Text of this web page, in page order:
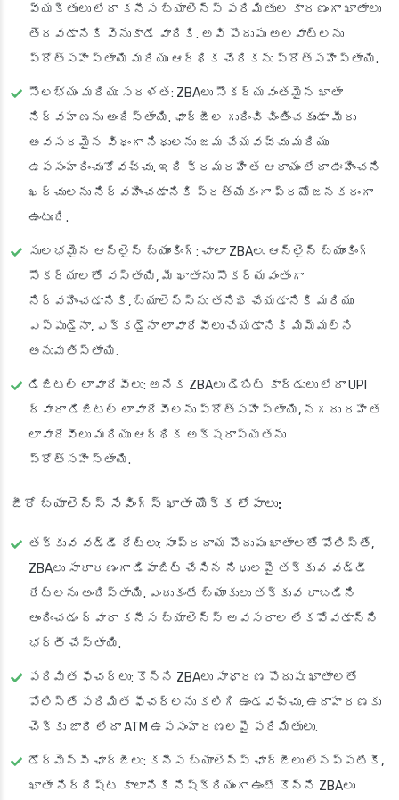
వ్యక్తులు లేదా కనీస బ్యాలెన్స్ పరిమితుల కారణంగా ఖాతాలు
తెరవడానికి వెనుకాడే వారికి. అవి పొదుపు అలవాట్లను
ప్రోత్సహిస్తాయి మరియు ఆర్థిక చేరికను ప్రోత్సహిస్తాయి.
సౌలభ్యం మరియు సరళత: ZBAలు సౌకర్యవంతమైన ఖాతా
నిర్వహణను అందిస్తాయి. ఛార్జీల గురించి చింతించకుండా మీరు
అవసరమైన విధంగా నిధులను జమ చేయవచ్చు మరియు
ఉపసంహరించుకోవచ్చు. ఇది క్రమరహిత ఆదాయం లేదా ఊహించని
ఖర్చులను నిర్వహించడానికి ప్రత్యేకంగా ప్రయోజనకరంగా
ఉంటుంది.
సులభమైన ఆన్‌లైన్ బ్యాంకింగ్: చాలా ZBAలు ఆన్‌లైన్ బ్యాంకింగ్
సౌకర్యాలతో వస్తాయి, మీ ఖాతాను సౌకర్యవంతంగా
నిర్వహించడానికి, బ్యాలెన్స్‌ను తనిఖీ చేయడానికి మరియు
ఎప్పుడైనా, ఎక్కడైనా లావాదేవీలు చేయడానికి మిమ్మల్ని
అనుమతిస్తాయి.
డిజిటల్ లావాదేవీలు: అనేక ZBAలు డెబిట్ కార్డులు లేదా UPI
ద్వారా డిజిటల్ లావాదేవీలను ప్రోత్సహిస్తాయి, నగదు రహిత
లావాదేవీలు మరియు ఆర్థిక అక్షరాస్యతను
ప్రోత్సహిస్తాయి.
జీరో బ్యాలెన్స్ సేవింగ్స్ ఖాతా యొక్క లోపాలు:
తక్కువ వడ్డీ రేట్లు: సాంప్రదాయ పొదుపు ఖాతాలతో పోలిస్తే,
ZBAలు సాధారణంగా డిపాజిట్ చేసిన నిధులపై తక్కువ వడ్డీ
రేట్లను అందిస్తాయి. ఎందుకంటే బ్యాంకులు తక్కువ రాబడిని
అందించడం ద్వారా కనీస బ్యాలెన్స్ అవసరాల లేకపోవడాన్ని
భర్తీ చేస్తాయి.
పరిమిత ఫీచర్లు: కొన్ని ZBAలు సాధారణ పొదుపు ఖాతాలతో
పోలిస్తే పరిమిత ఫీచర్లను కలిగి ఉండవచ్చు, ఉదాహరణకు
చెక్కు జారీ లేదా ATM ఉపసంహరణలపై పరిమితులు.
డోర్మెన్సీ ఛార్జీలు: కనీస బ్యాలెన్స్ ఛార్జీలు లేనప్పటికీ,
ఖాతా నిర్దిష్ట కాలానికి నిష్క్రియంగా ఉంటే కొన్ని ZBAలు